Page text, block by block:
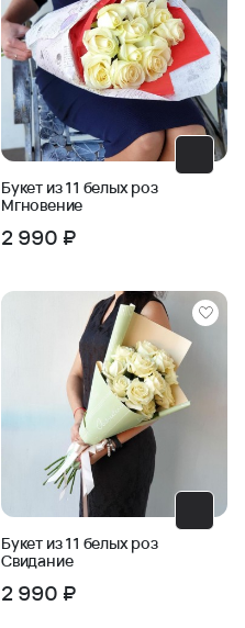
Букет из 11 белых роз
Мгновение
2 990 ₽
Букет из 11 белых роз
Свидание
2 990 ₽